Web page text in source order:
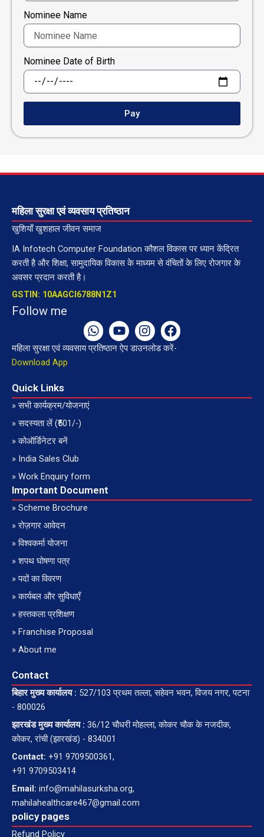
Nominee Name
Nominee Date of Birth
Pay
महिला सुरक्षा एवं व्यवसाय प्रतिष्ठान
खुशियाँ खुशहाल जीवन समाज
IA Infotech Computer Foundation कौशल विकास पर ध्यान केंद्रित
करती है और शिक्षा, सामुदायिक विकास के माध्यम से वंचितों के लिए रोजगार के
अवसर प्रदान करती है।
GSTIN: 10AAGCI6788N1Z1
Follow me
W
h
a
p
Y
o
u
e
I
n
s
r
F
a
c
o
महिला सुरक्षा एवं व्यवसाय प्रतिष्ठान ऐप डाउनलोड करें-
Download App
Quick Links
» सभी कार्यक्रम/योजनाएं
» सदस्यता लें (₹501/-)
» कोऑर्डिनेटर बनें
» India Sales Club
» Work Enquiry form
Important Document
» Scheme Brochure
» रोज़गार आवेदन
» विश्वकर्मा योजना
» शपथ घोषणा पत्र
» पदों का विवरण
» कार्यबल और सुविधाएँ
» हस्तकला प्रशिक्षण
» Franchise Proposal
» About me
Contact
बिहार मुख्य कार्यालय : 527/103 प्रथम तल्ला, सहेवन भवन, विजय नगर, पटना
- 800026
झारखंड मुख्य कार्यालय : 36/12 चौधरी मोहल्ला, कोकर चौक के नजदीक,
कोकर, रांची (झारखंड) - 834001
Contact: +91 9709500361,
+91 9709503414
Email: info@mahilasurksha.org,
mahilahealthcare467@gmail.com
policy pages
Refund Policy